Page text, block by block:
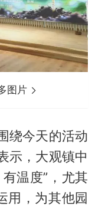
图片
绕今天的活动
示，大观镇中
温度”，尤其
用，为其他园